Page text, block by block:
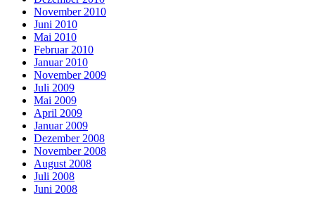
November 2010
Juni 2010
Mai 2010
Februar 2010
Januar 2010
November 2009
Juli 2009
Mai 2009
April 2009
Januar 2009
Dezember 2008
November 2008
August 2008
Juli 2008
Juni 2008